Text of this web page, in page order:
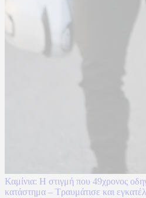
Καμίνια: Η στιγμή που 49χρονος
κατάστημα – Τραυμάτισε και